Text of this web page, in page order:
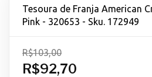
Tesoura de Franja American
Pink - 320653 - Sku. 172949
R$92,70
R$103,00